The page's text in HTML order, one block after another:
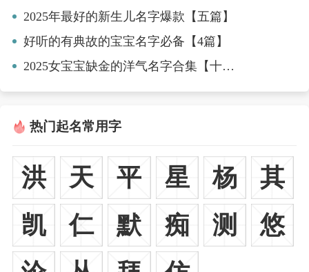
2025年最好的新生儿名字爆款【五篇】
好听的有典故的宝宝名字必备【4篇】
2025女宝宝缺金的洋气名字合集【十篇】
热门起名常用字
洪 天 平 星 杨
其
凯
仁 默 痴 测
悠